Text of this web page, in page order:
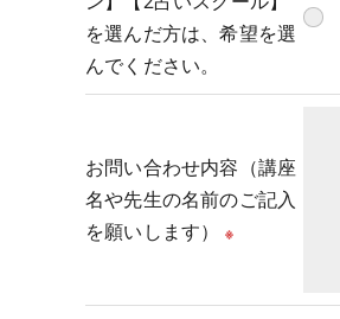
を選んだ方は、希望を選
んでください。
お問い合わせ内容（講座
名や先生の名前のご記入
を願いします）
※